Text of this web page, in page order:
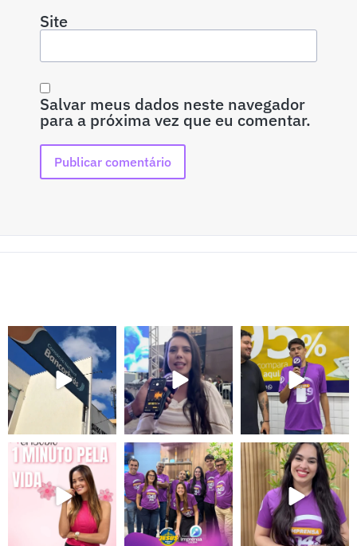
Site
Salvar meus dados neste navegador
para a próxima vez que eu comentar.